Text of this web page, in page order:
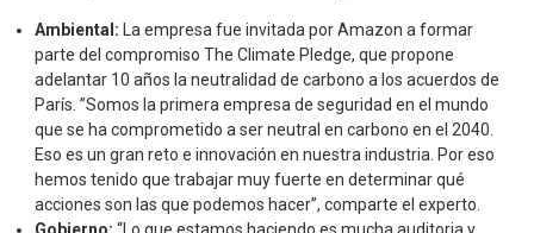
Ambiental: La empresa fue invitada por Amazon a formar
parte del compromiso The Climate Pledge, que propone
adelantar 10 años la neutralidad de carbono a los acuerdos de
París. ”Somos la primera empresa de seguridad en el mundo
que se ha comprometido a ser neutral en carbono en el 2040.
Eso es un gran reto e innovación en nuestra industria. Por eso
hemos tenido que trabajar muy fuerte en determinar qué
acciones son las que podemos hacer”, comparte el experto.